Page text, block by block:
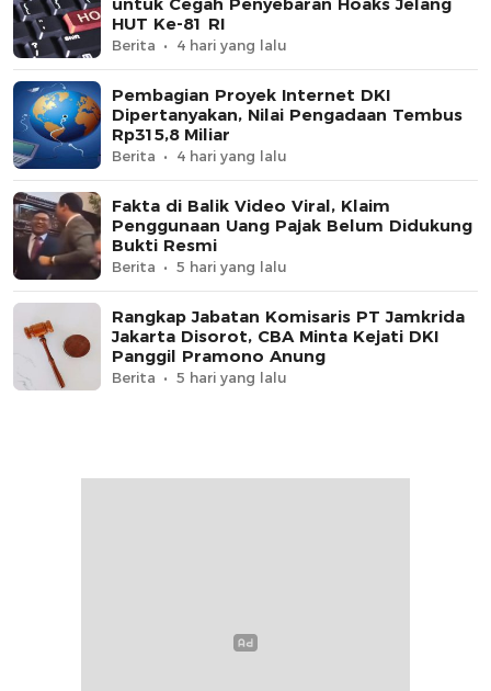
HUT Ke-81 RI
Berita 4 hari yang lalu
Pembagian Proyek Internet DKI
Dipertanyakan, Nilai Pengadaan Tembus
Rp315,8 Miliar
Berita 4 hari yang lalu
Fakta di Balik Video Viral, Klaim
Penggunaan Uang Pajak Belum Didukung
Bukti Resmi
Berita 5 hari yang lalu
Rangkap Jabatan Komisaris PT Jamkrida
Jakarta Disorot, CBA Minta Kejati DKI
Panggil Pramono Anung
Berita 5 hari yang lalu